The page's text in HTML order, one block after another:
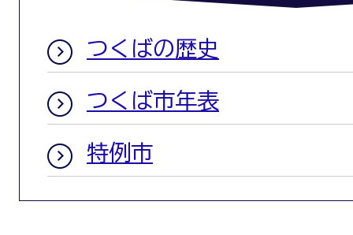
つくばの歴史
つくば市年表
特例市